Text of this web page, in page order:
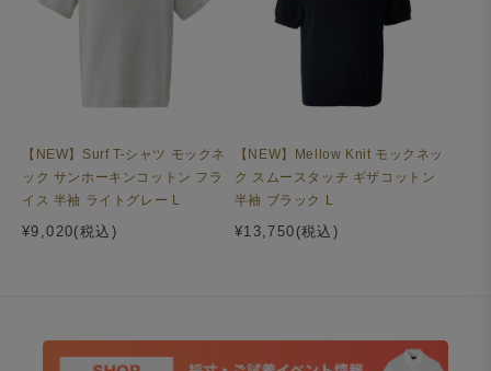
【NEW】Surf T-シャツ モックネ
ック サンホーキンコットン フラ
イス 半袖 ライトグレー L
¥9,020(税込)
【NEW】Mellow Knit モックネッ
ク スムースタッチ ギザコットン
半袖 ブラック L
¥13,750(税込)